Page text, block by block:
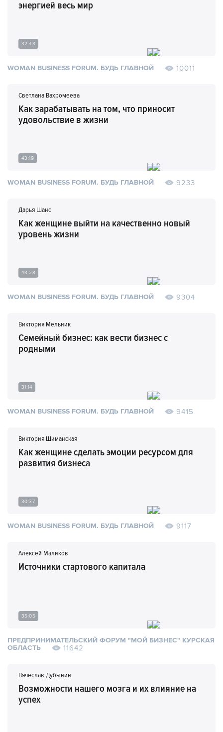
энергией весь мир
32:43
WOMAN BUSINESS FORUM. БУДЬ ГЛАВНОЙ 10011
Светлана Вахромеева
Как зарабатывать на том, что приносит
удовольствие в жизни
43:19
WOMAN BUSINESS FORUM. БУДЬ ГЛАВНОЙ 9233
Дарья Шанс
Как женщине выйти на качественно новый
уровень жизни
43:28
WOMAN BUSINESS FORUM. БУДЬ ГЛАВНОЙ 9304
Виктория Мельник
Семейный бизнес: как вести бизнес с
родными
31:14
WOMAN BUSINESS FORUM. БУДЬ ГЛАВНОЙ 9415
Виктория Шиманская
Как женщине сделать эмоции ресурсом для
развития бизнеса
30:37
WOMAN BUSINESS FORUM. БУДЬ ГЛАВНОЙ 9117
Алексей Маликов
Источники стартового капитала
35:05
ПРЕДПРИНИМАТЕЛЬСКИЙ ФОРУМ "МОЙ БИЗНЕС" КУРСКАЯ
ОБЛАСТЬ
11642
Вячеслав Дубынин
Возможности нашего мозга и их влияние на
успех